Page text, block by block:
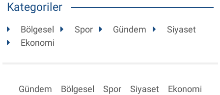
Kategoriler
Bölgesel Spor Gündem
Siyaset
Ekonomi
Gündem Bölgesel Spor Siyaset Ekonomi